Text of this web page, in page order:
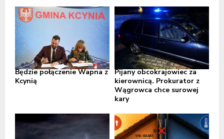
Będzie połączenie Wapna z
Kcynią
Pijany obcokrajowiec za
kierownicą. Prokurator z
Wągrowca chce surowej
kary